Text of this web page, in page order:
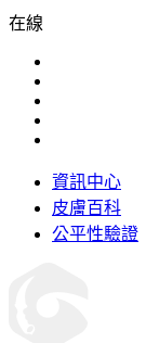
在線
資訊中心
皮膚百科
公平性驗證